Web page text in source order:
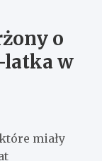
o
latka w
miały